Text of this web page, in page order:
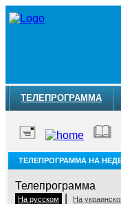
ТЕЛЕПРОГРАММА
ТЕЛЕПРОГРАММА НА
Телепрограмма
На русском На